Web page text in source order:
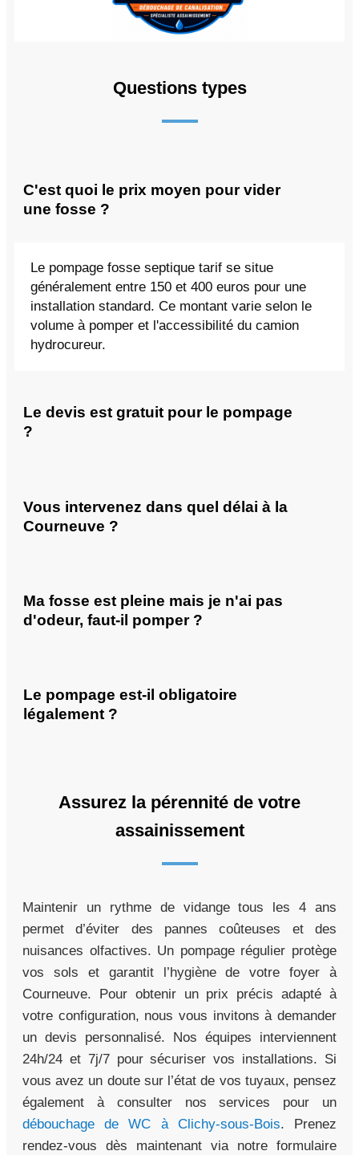
Questions types
C'est quoi le prix moyen pour vider
une fosse ?
Le pompage fosse septique tarif se situe
généralement entre 150 et 400 euros pour une
installation standard. Ce montant varie selon le
volume à pomper et l'accessibilité du camion
hydrocureur.
Le devis est gratuit pour le pompage
?
Vous intervenez dans quel délai à la
Courneuve ?
Ma fosse est pleine mais je n'ai pas
d'odeur, faut-il pomper ?
Le pompage est-il obligatoire
légalement ?
Assurez la pérennité de votre
assainissement
Maintenir un rythme de vidange tous les 4 ans
permet d’éviter des pannes coûteuses et des
nuisances olfactives. Un pompage régulier protège
vos sols et garantit l’hygiène de votre foyer à
Courneuve. Pour obtenir un prix précis adapté à
votre configuration, nous vous invitons à demander
un devis personnalisé. Nos équipes interviennent
24h/24 et 7j/7 pour sécuriser vos installations. Si
vous avez un doute sur l’état de vos tuyaux, pensez
également à consulter nos services pour un
débouchage de WC à Clichy-sous-Bois. Prenez
rendez-vous dès maintenant via notre formulaire